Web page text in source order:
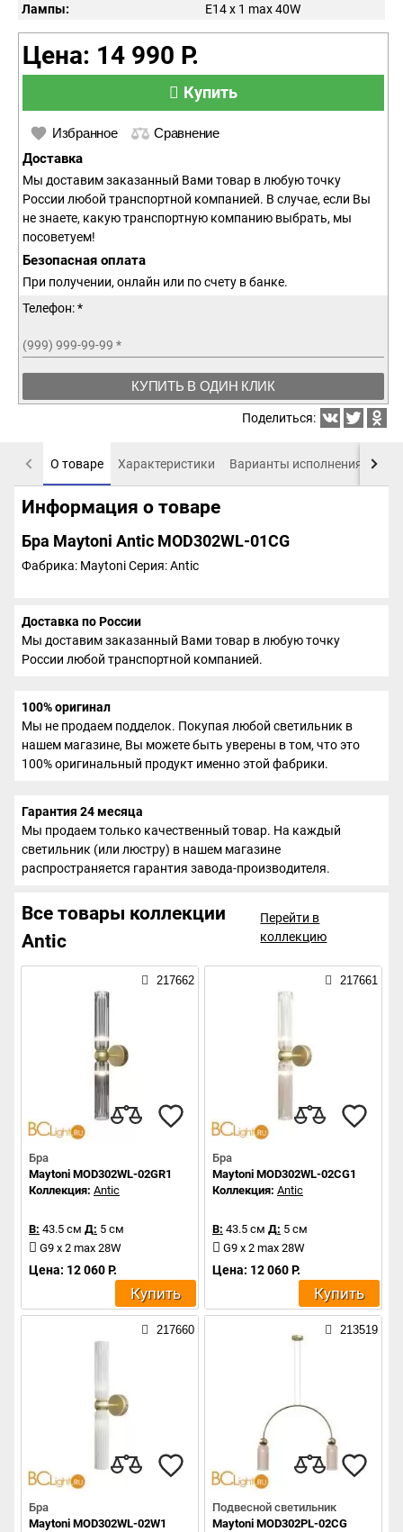
Лампы:
E14 x 1 max 40W
Цена: 14 990 Р.
Купить
Избранное Сравнение
Доставка
Мы доставим заказанный Вами товар в любую точку
России любой транспортной компанией. В случае, если Вы
не знаете, какую транспортную компанию выбрать, мы
посоветуем!
Безопасная оплата
При получении, онлайн или по счету в банке.
Телефон: *
(999) 999-99-99 *
КУПИТЬ В ОДИН КЛИК
Поделиться:
О товаре Характеристики Варианты исполнения
Информация о товаре
Бра Maytoni Antic MOD302WL-01CG
Фабрика: MaytoniСерия: Antic
Доставка по России
Мы доставим заказанный Вами товар в любую точку
России любой транспортной компанией.
100% оригинал
Мы не продаем подделок. Покупая любой светильник в
нашем магазине, Вы можете быть уверены в том, что это
100% оригинальный продукт именно этой фабрики.
Гарантия 24 месяца
Мы продаем только качественный товар. На каждый
светильник (или люстру) в нашем магазине
распространяется гарантия завода-производителя.
Все товары коллекции
Antic
Перейти в
коллекцию
217662
Бра
Maytoni MOD302WL-02GR1
Коллекция: Antic
В: 43.5 см Д: 5 см
G9 x 2 max 28W
Цена: 12 060 Р.
Купить
217661
Бра
Maytoni MOD302WL-02CG1
Коллекция: Antic
В: 43.5 см Д: 5 см
G9 x 2 max 28W
Цена: 12 060 Р.
Купить
217660
Бра
Maytoni MOD302WL-02W1
213519
Подвесной светильник
Maytoni MOD302PL-02CG